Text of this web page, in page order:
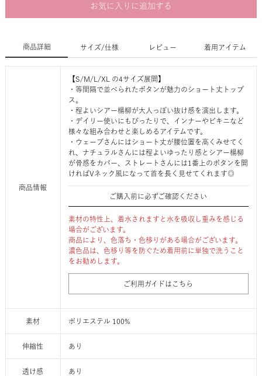
お気に入りに追加する
商品詳細 サイズ/仕様 レビュー 着用アイテム
商品情報
【S/M/L/XL の4サイズ展開】
・等間隔で並べられたボタンが魅力のショート丈トップ
ス。
・程よいシアー楊柳が大人っぽい抜け感を演出します。
・デイリー使いにもぴったりで、インナーやビキニなど
様々な組み合わせと楽しめるアイテムです。
・ウェーブさんにはショート丈が腰位置を高くみせてく
れ、ナチュラルさんには程よいゆったり感とシアー楊柳
が骨感をカバー、ストレートさんには1番上のボタンを開
ければVネック風になって首を長く見せてくれます◎
ご購入前に必ずご確認ください
素材の特性上、着水されますと水を吸収し重みを感じる
場合がございます。
商品により、色落ち・色移りがある場合がございます。
濃色品は、色移り等を防ぐため着用前に単独で洗うこと
をお勧めします。
ご利用ガイドはこちら
素材 ポリエステル 100%
伸縮性 あり
透け感 あり